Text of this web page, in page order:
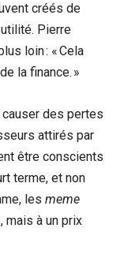
créés de
Pierre
loin : « Cela
la finance. »
des pertes
attirés par
être conscients
terme, et non
les meme
mais à un prix